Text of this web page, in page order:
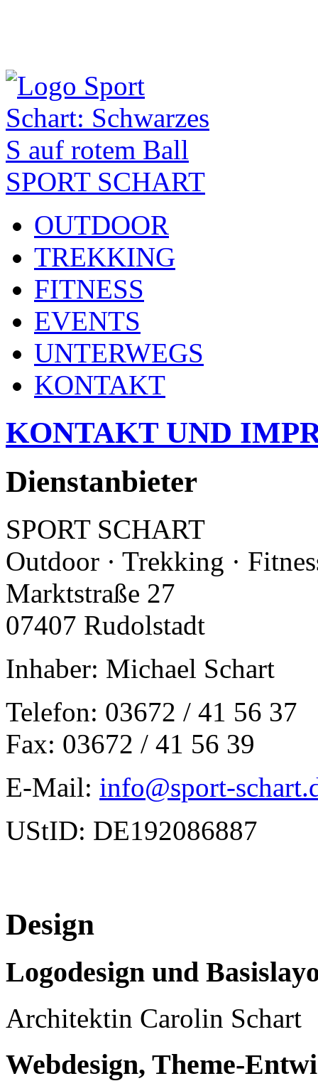
SPORT SCHART
OUTDOOR
TREKKING
FITNESS
EVENTS
UNTERWEGS
KONTAKT
KONTAKT UND
Dienstanbieter
SPORT SCHART
Outdoor · Trekking ·
Marktstraße 27
07407 Rudolstadt
Inhaber: Michael Schart
Telefon: 03672 / 41 56 37
Fax: 03672 / 41 56 39
E-Mail: info@sport-
UStID: DE192086887
Design
Logodesign und
Architektin Carolin Schart
Webdesign, Theme-